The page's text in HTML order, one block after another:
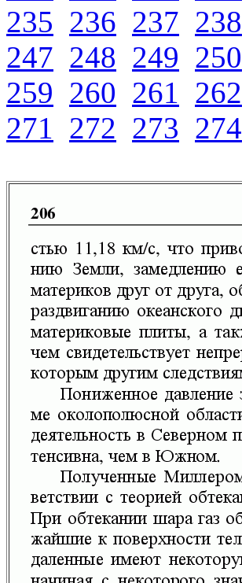
235 236 237 238
247 248 249 250
259 260 261 262
271 272 273 274